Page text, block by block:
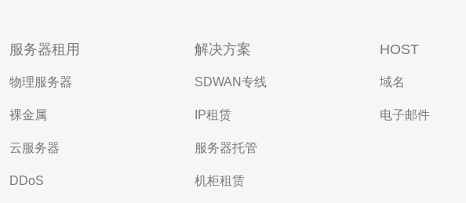
服务器租用
物理服务器
裸金属
云服务器
DDoS
解决方案
SDWAN专线
IP租赁
服务器托管
机柜租赁
HOST
域名
电子邮件